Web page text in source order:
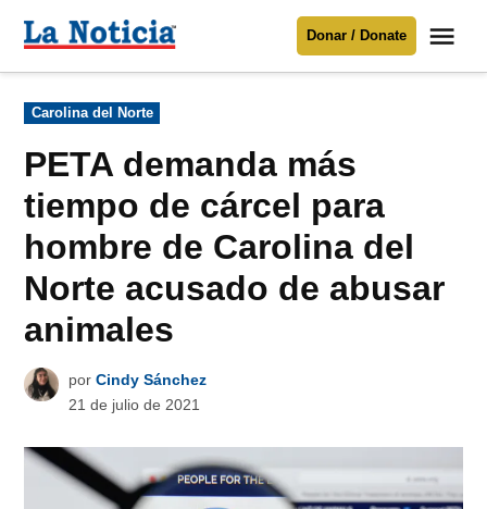
Para mantenerte informado necesitamos
Donar
contenido
Noticia
Donar / Donate
Publicado
en
Carolina del Norte
PETA demanda más
tiempo de cárcel para
hombre de Carolina del
Norte acusado de abusar
animales
por Cindy Sánchez
21 de julio de 2021